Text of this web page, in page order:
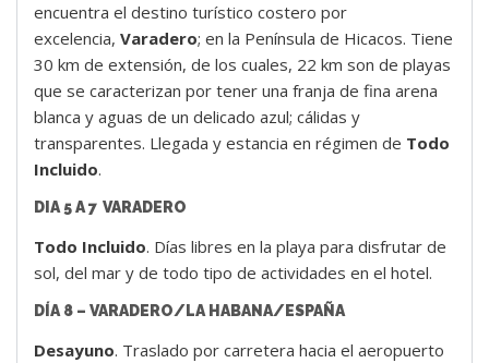
encuentra el destino turístico costero por
excelencia, Varadero; en la Península de Hicacos. Tiene
30 km de extensión, de los cuales, 22 km son de playas
que se caracterizan por tener una franja de fina arena
blanca y aguas de un delicado azul; cálidas y
transparentes. Llegada y estancia en régimen de Todo
Incluido.
DIA 5 A 7 VARADERO
Todo Incluido. Días libres en la playa para disfrutar de
sol, del mar y de todo tipo de actividades en el hotel.
DÍA 8 – VARADERO/LA HABANA/ESPAÑA
Desayuno. Traslado por carretera hacia el aeropuerto